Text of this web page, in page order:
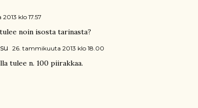
klo 17.57
noin isosta tarinasta?
26. tammikuuta 2013 klo 18.00
tulee n. 100 piirakkaa.